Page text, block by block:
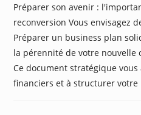
Préparer son avenir :
reconversion Vous envisagez
Préparer un business plan
la pérennité de votre
Ce document stratégique
financiers et à structurer